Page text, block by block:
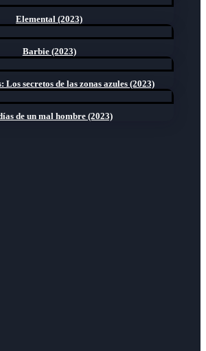
Elemental (2023)
Barbie (2023)
secretos de las zonas azules (2023)
de un mal hombre (2023)